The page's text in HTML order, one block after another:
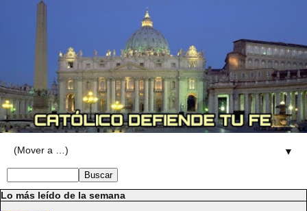
▼
Lo más leído de la semana